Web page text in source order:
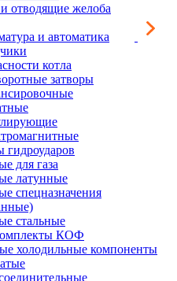
отводящие желоба
и автоматика
котла
затворы
гидроударов
для газа
латунные
спецназначения
стальные
КОФ
холодильные компоненты